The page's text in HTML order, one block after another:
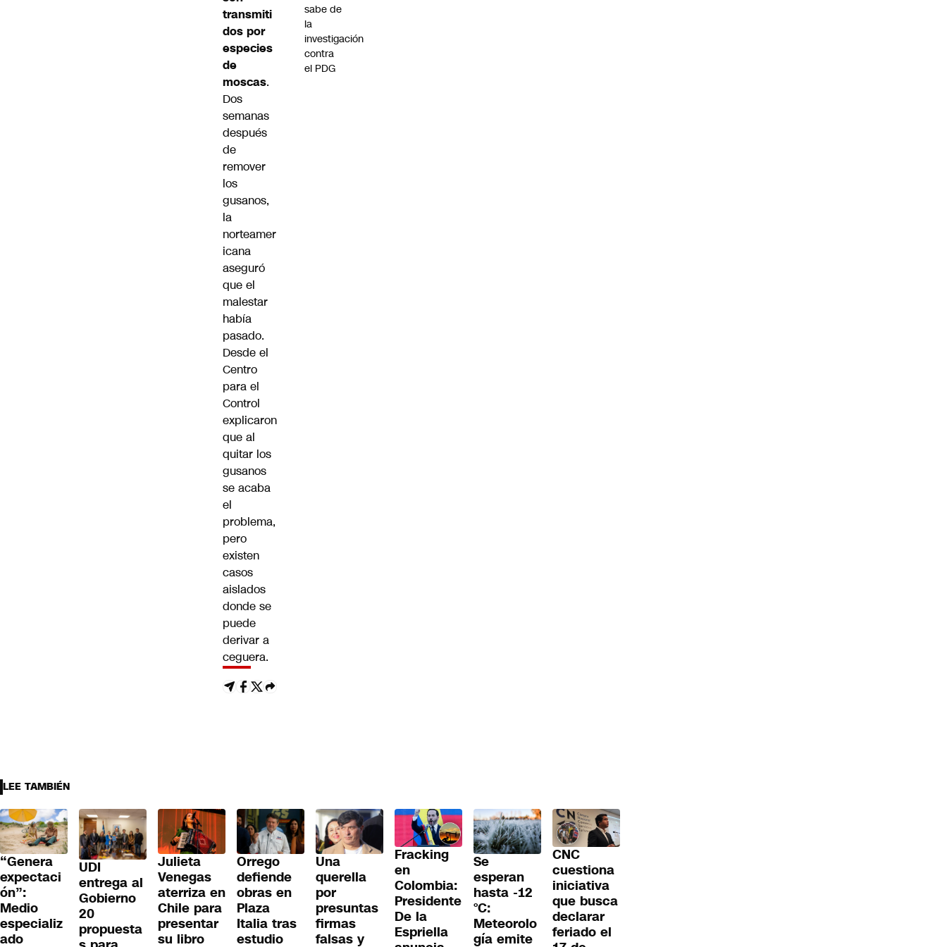
transmiti
dos por
especies
de
moscas.
Dos
semanas
después
de
remover
los
gusanos,
la
norteamer
icana
aseguró
que el
malestar
había
pasado.
Desde el
Centro
para el
Control
explicaron
que al
quitar los
gusanos
se acaba
el
problema,
pero
existen
casos
aislados
donde se
puede
derivar a
ceguera.
sabe de
la
investigación
contra
el PDG
LEE TAMBIÉN
“Genera
expectaci
ón”:
Medio
especializ
ado
UDI
entrega al
Gobierno
20
propuesta
Julieta
Venegas
aterriza en
Chile para
presentar
su libro
Orrego
defiende
obras en
Plaza
Italia tras
estudio
Una
querella
por
presuntas
firmas
falsas y
Fracking
en
Colombia:
Presidente
De la
Espriella
Se
esperan
hasta -12
°C:
Meteorolo
gía emite
CNC
cuestiona
iniciativa
que busca
declarar
feriado el